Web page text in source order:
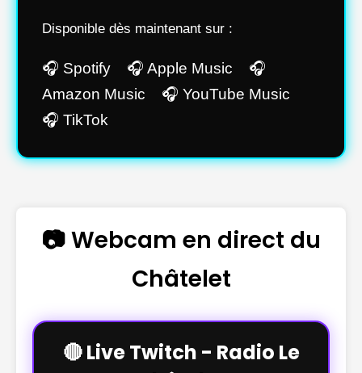
Disponible dès maintenant sur :
🎧 Spotify 🎧 Apple Music 🎧
Amazon Music 🎧 YouTube Music
🎧 TikTok
📷 Webcam en direct du
Châtelet
🔴 Live Twitch - Radio Le